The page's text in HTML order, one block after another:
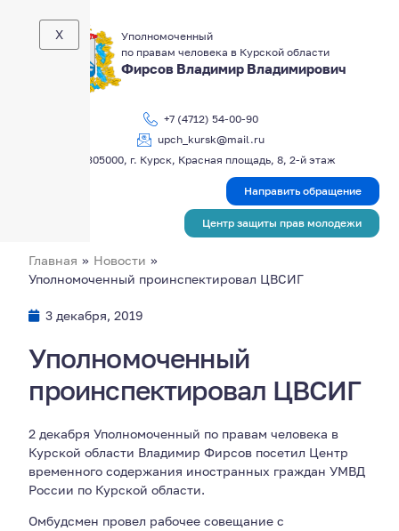
Уполномоченный
по правам человека в Курской области
Фирсов Владимир Владимирович
+7 (4712) 54-00-90
upch_kursk@mail.ru
305000, г. Курск, Красная площадь, 8, 2-й этаж
X
Направить обращение
Центр защиты прав молодежи
Главная » Новости »
Уполномоченный проинспектировал ЦВСИГ
3 декабря, 2019
Уполномоченный
проинспектировал ЦВСИГ
2 декабря Уполномоченный по правам человека в
Курской области Владимир Фирсов посетил Центр
временного содержания иностранных граждан УМВД
России по Курской области.
Омбудсмен провел рабочее совещание с